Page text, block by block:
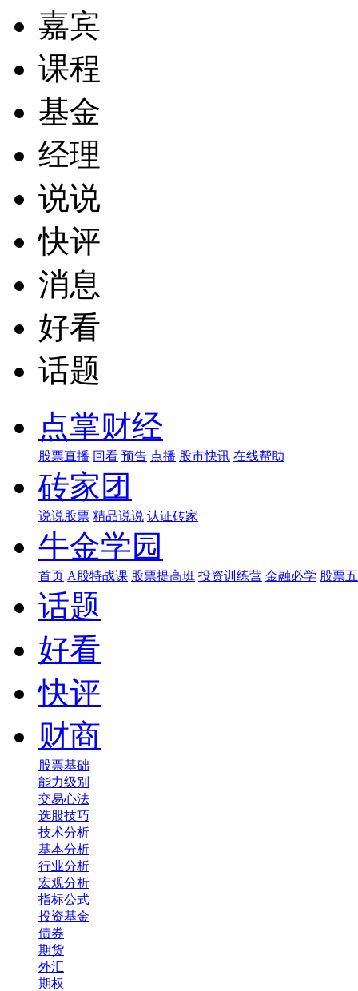
嘉宾
课程
基金
经理
说说
快评
消息
好看
话题
点掌财经
股票直播 回看 预告 点播 股市快讯 在线帮助
砖家团
说说股票 精品说说 认证砖家
牛金学园
首页 A股特战课 股票提高班 投资训练营 金融必学 股票
话题
好看
快评
财商
股票基础
能力级别
交易心法
选股技巧
技术分析
基本分析
行业分析
宏观分析
指标公式
投资基金
债券
期货
外汇
期权